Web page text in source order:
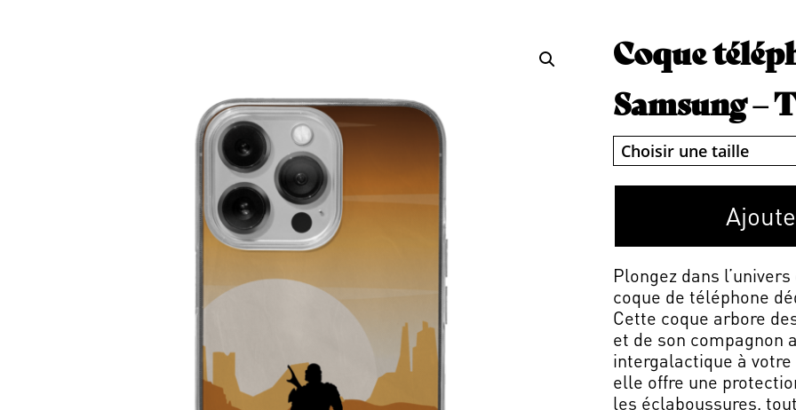
Coque
Samsung –
Plongez dans
coque de téléphone
Cette coque arbore
et de son compagnon
intergalactique à
elle offre une
les éclaboussures,